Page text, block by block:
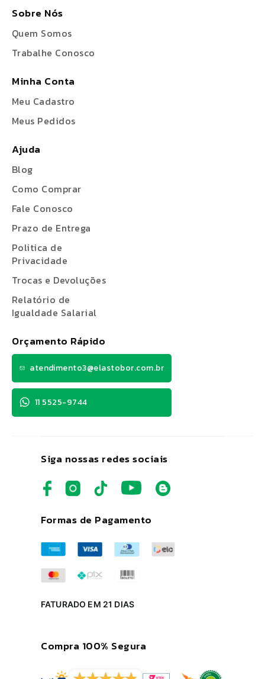
Siga nossas redes sociais
Formas de Pagamento
FATURADO EM 21 DIAS
Compra 100% Segura
Sobre Nós
Quem Somos
Trabalhe Conosco
Minha Conta
Meu Cadastro
Meus Pedidos
Ajuda
Blog
Como Comprar
Fale Conosco
Prazo de Entrega
Politica de
Privacidade
Trocas e Devoluções
Relatório de
Igualdade Salarial
Orçamento Rápido
atendimento3@elastobor.com.br
11 5525-9744